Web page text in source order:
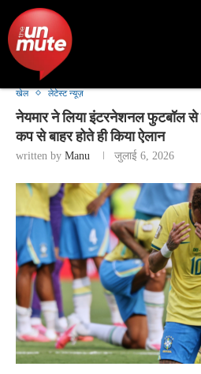
खेल लेटेस्ट न्यूज़
नेयमार ने लिया इंटरनेशनल फुटबॉल से
कप से बाहर होते ही किया ऐलान
written by Manu जुलाई 6, 2026